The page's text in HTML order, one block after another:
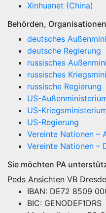
Xinhuanet (China)
Behörden, Organisationen
deutsches
deutsche Regierung
russisches
russisches
russische Regierung
US-
US-
US-Regierung
Vereinte Nationen –
Vereinte Nationen –
Sie möchten PA
Peds Ansichten VB
IBAN: DE72 8509
BIC: GENODEF1DRS